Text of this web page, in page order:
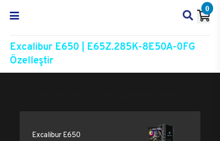
0
Excalibur E650 | E65Z.285K-8E50A-0FG
Özelleştir
Excalibur E650